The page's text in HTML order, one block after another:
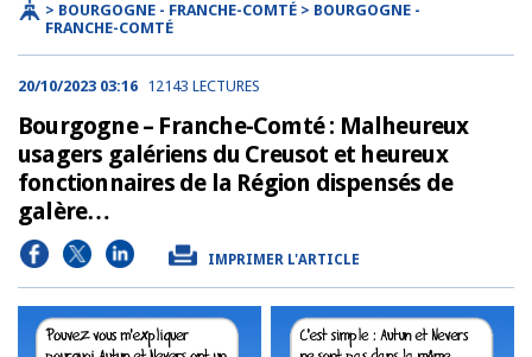
> BOURGOGNE - FRANCHE-COMTÉ > BOURGOGNE -
FRANCHE-COMTÉ
20/10/2023 03:16 12143 LECTURES
Bourgogne – Franche-Comté : Malheureux
usagers galériens du Creusot et heureux
fonctionnaires de la Région dispensés de
galère…
IMPRIMER L'ARTICLE